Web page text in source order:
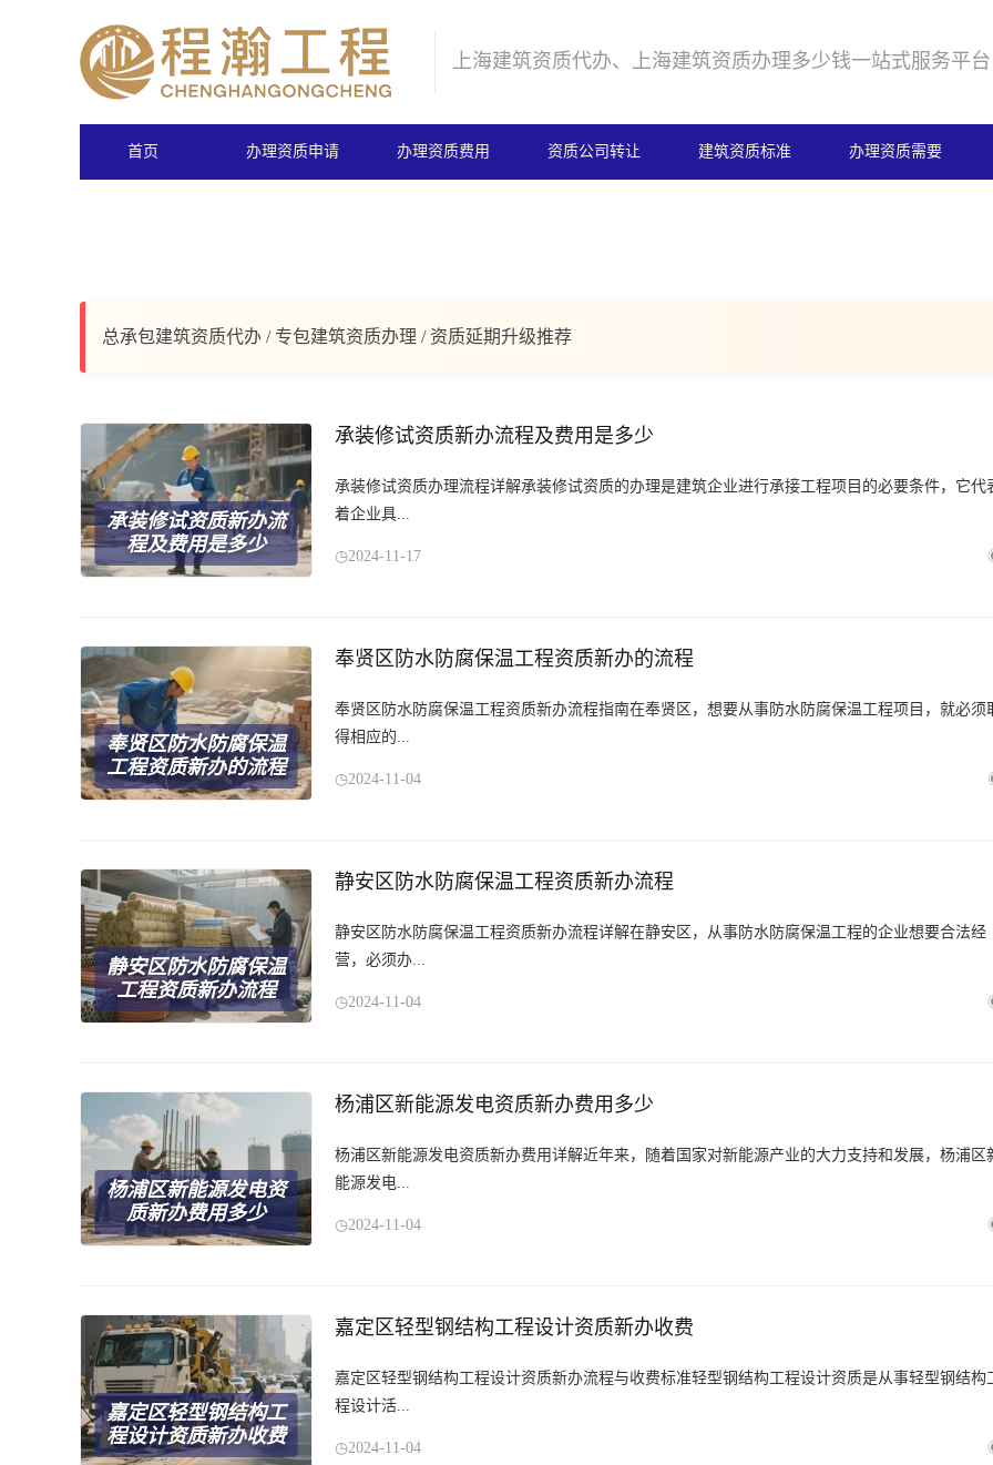
上海建筑资质代办、上海建筑资质办理多少钱一站式服务平台
首页 办理资质申请 办理资质费用 资质公司转让 建筑资质标准 办理资质需要
总承包建筑资质代办 / 专包建筑资质办理 / 资质延期升级推荐
承装修试资质新办流
程及费用是多少
承装修试资质新办流程及费用是多少
承装修试资质办理流程详解承装修试资质的办理是建筑企业进行承接工程项目的必要条件，它代
着企业具...
2024-11-17
奉贤区防水防腐保温
工程资质新办的流程
奉贤区防水防腐保温工程资质新办的流程
奉贤区防水防腐保温工程资质新办流程指南在奉贤区，想要从事防水防腐保温工程项目，就必须
得相应的...
2024-11-04
静安区防水防腐保温
工程资质新办流程
静安区防水防腐保温工程资质新办流程
静安区防水防腐保温工程资质新办流程详解在静安区，从事防水防腐保温工程的企业想要合法经
营，必须办...
2024-11-04
杨浦区新能源发电资
质新办费用多少
杨浦区新能源发电资质新办费用多少
杨浦区新能源发电资质新办费用详解近年来，随着国家对新能源产业的大力支持和发展，杨浦区
能源发电...
2024-11-04
嘉定区轻型钢结构工
程设计资质新办收费
嘉定区轻型钢结构工程设计资质新办收费
嘉定区轻型钢结构工程设计资质新办流程与收费标准轻型钢结构工程设计资质是从事轻型钢结构
程设计活...
2024-11-04